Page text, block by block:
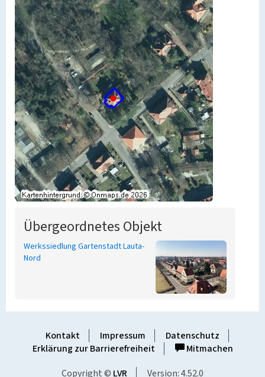
Übergeordnetes Objekt
Werkssiedlung Gartenstadt Lauta-
Nord
Kontakt Impressum
Datenschutz
Erklärung zur Barrierefreiheit
Mitmachen
Copyright © LVR Version: 4.52.0